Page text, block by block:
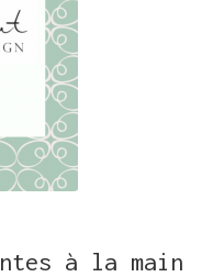
à la main